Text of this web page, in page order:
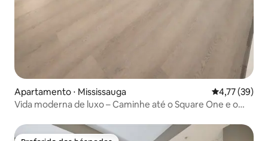
Apartamento ⋅ Mississauga 4,77 de uma
4,77 (39)
Vida moderna de luxo – Caminhe até o Square One e o